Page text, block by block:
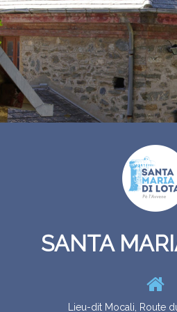
SANTA
Lieu-dit Mocali, Route